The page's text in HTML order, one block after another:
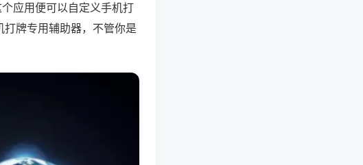
应用便可以自定义手机打
牌专用辅助器，不管你是